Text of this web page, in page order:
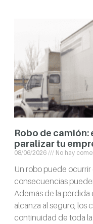
Robo de camión:
paralizar tu
08/06/2026 No hay
Un robo puede
consecuencias
Además de la pérdida
alcanza al seguro, los
continuidad de toda